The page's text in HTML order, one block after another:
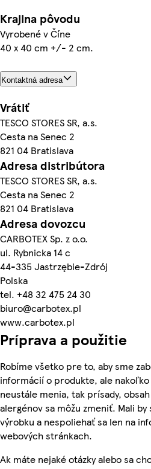
Krajina pôvodu
Vyrobené v Číne
40 x 40 cm +/- 2 cm.
Kontaktná adresa
Vrátiť
TESCO STORES SR, a.s.
Cesta na Senec 2
821 04 Bratislava
Adresa distribútora
TESCO STORES SR, a.s.
Cesta na Senec 2
821 04 Bratislava
Adresa dovozcu
CARBOTEX Sp. z o.o.
ul. Rybnicka 14 c
44-335 Jastrzębie-Zdrój
Polska
tel. +48 32 475 24 30
biuro@carbotex.pl
www.carbotex.pl
Príprava a použitie
Robíme všetko pre to, aby sme
informácií o produkte, ale
neustále menia, tak prísady,
alergénov sa môžu zmeniť. Mali
výrobku a nespoliehať sa len na
webových stránkach.
Ak máte nejaké otázky alebo sa